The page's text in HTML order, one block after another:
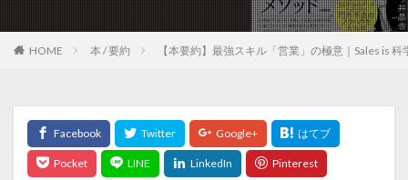
HOME 本 / 要約 【本要約】最強スキル「営業」の極意｜Sales is